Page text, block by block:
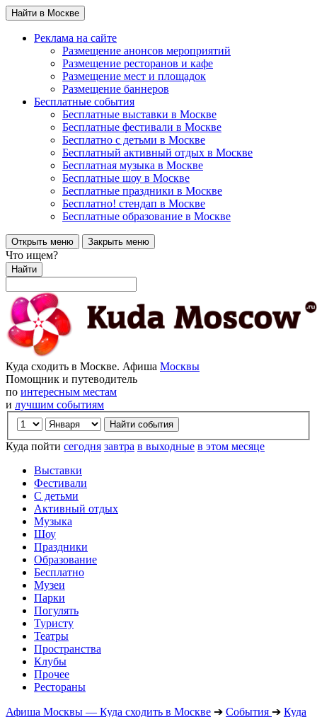
Найти в Москве
Реклама на сайте
Размещение анонсов мероприятий
Размещение ресторанов и кафе
Размещение мест и площадок
Размещение баннеров
Бесплатные события
Бесплатные выставки в Москве
Бесплатные фестивали в Москве
Бесплатно с детьми в Москве
Бесплатный активный отдых в Москве
Бесплатная музыка в Москве
Бесплатные шоу в Москве
Бесплатные праздники в Москве
Бесплатно! стендап в Москве
Бесплатные образование в Москве
Открыть меню Закрыть меню
Что ищем?
Найти
Куда сходить в Москве. Афиша Москвы
Помощник и путеводитель
по интересным местам
и лучшим событиям
Куда пойти сегодня завтра в выходные в этом месяце
Выставки
Фестивали
С детьми
Активный отдых
Музыка
Шоу
Праздники
Образование
Бесплатно
Музеи
Парки
Погулять
Туристу
Театры
Пространства
Клубы
Прочее
Рестораны
Афиша Москвы — Куда сходить в Москве ➔ События ➔ Куда